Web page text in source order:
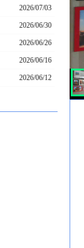
2026/07/03
2026/06/30
2026/06/26
2026/06/16
2026/06/12